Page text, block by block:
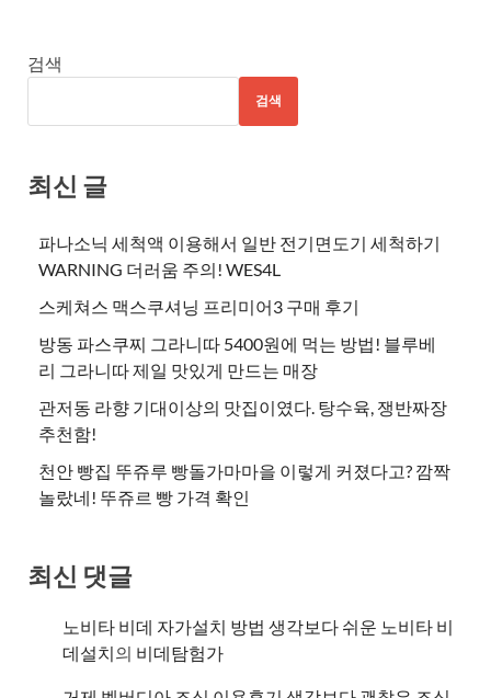
검색
검색
최신 글
파나소닉 세척액 이용해서 일반 전기면도기 세척하기
WARNING 더러움 주의! WES4L
스케쳐스 맥스쿠셔닝 프리미어3 구매 후기
방동 파스쿠찌 그라니따 5400원에 먹는 방법! 블루베
리 그라니따 제일 맛있게 만드는 매장
관저동 라향 기대이상의 맛집이였다. 탕수육, 쟁반짜장
추천함!
천안 빵집 뚜쥬루 빵돌가마마을 이렇게 커졌다고? 깜짝
놀랐네! 뚜쥬르 빵 가격 확인
최신 댓글
노비타 비데 자가설치 방법 생각보다 쉬운 노비타 비
데설치의 비데탐험가